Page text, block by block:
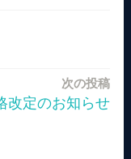
次の投稿
改定のお知らせ